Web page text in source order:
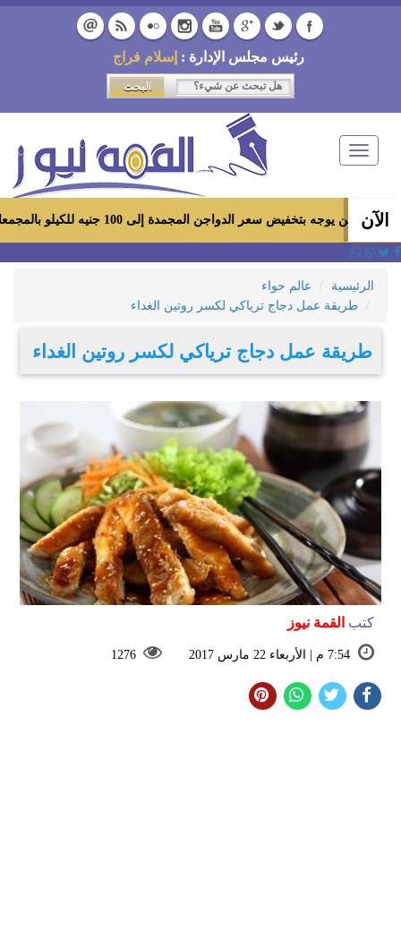
رئيس مجلس الإدارة : إسلام فراج
Toggle
navigation
الآن
بتخفيض سعر الدواجن المجمدة إلى 100 جنيه للكيلو بالمجمعات الاستهلاكية ومعارض «أهلاً رمضان»
الرئيسية
عالم حواء
طريقة عمل دجاج ترياكي لكسر روتين الغداء
طريقة عمل دجاج ترياكي لكسر روتين الغداء
كتب القمة نيوز
7:54 م | الأربعاء 22 مارس 2017 1276